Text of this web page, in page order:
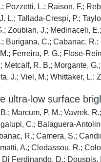
Pozzetti, L.; Raison, F.;
L.; Tallada-Crespi, P.;
Zoubian, J.; Medinaceli,
Burigana, C.; Cabanac,
Ferreira, P. G.; Flose-
Metcalf, R. B.; Morgante,
J.; Viel, M.; Whittaker, L.;
ultra-low surface
Marcum, P. M.; Vavrek,
C.; Balaguera-
R.; Camera, S.;
A.; Cledassou, R.;
Ferdinando, D.;